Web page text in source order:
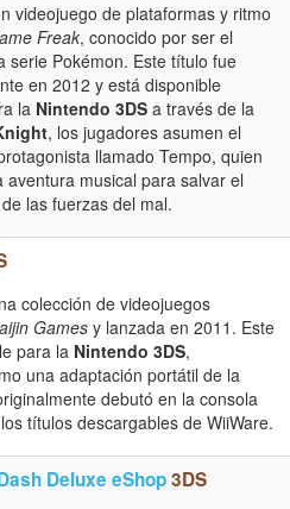
videojuego de plataformas y ritmo
Freak, conocido por ser el
serie Pokémon. Este título fue
en 2012 y está disponible
la Nintendo 3DS a través de la
, los jugadores asumen el
llamado Tempo, quien
aventura musical para salvar el
las fuerzas del mal.
colección de videojuegos
Gamesy lanzada en 2011. Este
para la Nintendo 3DS,
una adaptación portátil de la
debutó en la consola
títulos descargables de WiiWare.
Deluxe eShop3DS